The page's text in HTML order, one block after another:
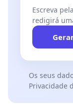
Escreva
redigirá
Os seus
Privacidade